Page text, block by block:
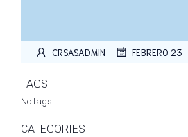
CRSASADMIN FEBRERO 23
TAGS
No tags
CATEGORIES